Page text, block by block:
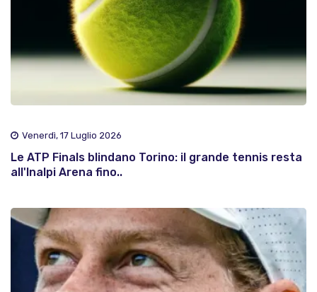
Venerdì, 17 Luglio 2026
Le ATP Finals blindano Torino: il grande tennis resta
all'Inalpi Arena fino..